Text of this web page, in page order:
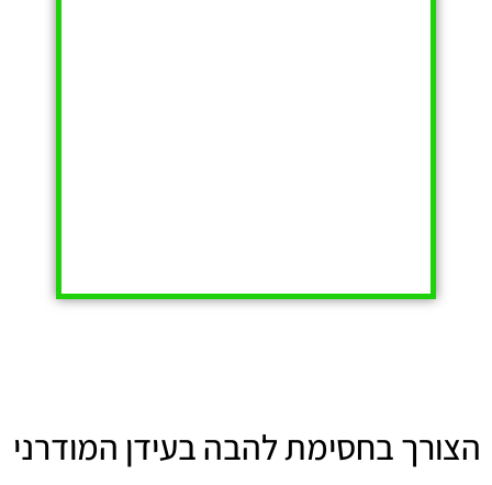
הצורך בחסימת להבה בעידן המודרני